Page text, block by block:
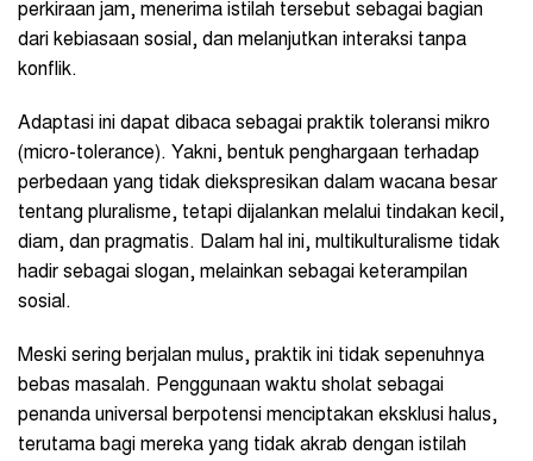
perkiraan jam, menerima istilah tersebut sebagai bagian
dari kebiasaan sosial, dan melanjutkan interaksi tanpa
konflik.
Adaptasi ini dapat dibaca sebagai praktik toleransi mikro
(micro-tolerance). Yakni, bentuk penghargaan terhadap
perbedaan yang tidak diekspresikan dalam wacana besar
tentang pluralisme, tetapi dijalankan melalui tindakan kecil,
diam, dan pragmatis. Dalam hal ini, multikulturalisme tidak
hadir sebagai slogan, melainkan sebagai keterampilan
sosial.
Meski sering berjalan mulus, praktik ini tidak sepenuhnya
bebas masalah. Penggunaan waktu sholat sebagai
penanda universal berpotensi menciptakan eksklusi halus,
terutama bagi mereka yang tidak akrab dengan istilah